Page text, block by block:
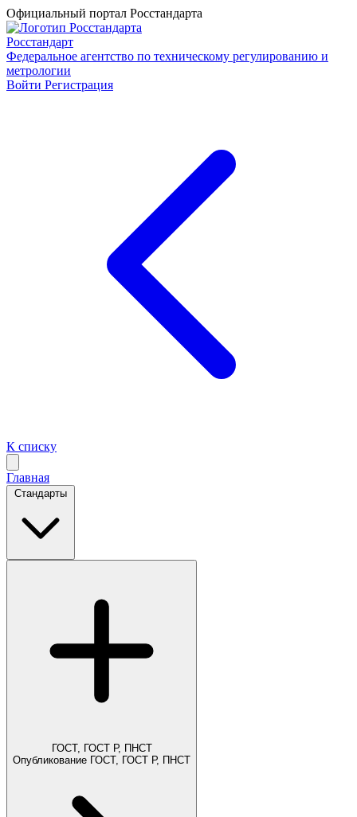
Официальный портал Росстандарта
Росстандарт
Федеральное агентство по техническому регулированию и
метрологии
Войти Регистрация
К списку
Главная
Стандарты
ГОСТ, ГОСТ Р, ПНСТ
Опубликование ГОСТ, ГОСТ Р, ПНСТ